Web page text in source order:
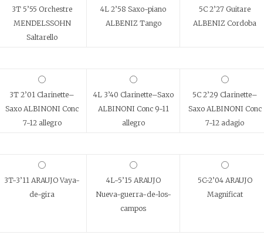
3T 5’55 Orchestre
MENDELSSOHN
Saltarello
4L 2’58 Saxo-piano
ALBENIZ Tango
5C 2’27 Guitare
ALBENIZ Cordoba
3T 2’01 Clarinette–
Saxo ALBINONI Conc
7-12 allegro
4L 3’40 Clarinette–Saxo
ALBINONI Conc 9-11
allegro
5C 2’29 Clarinette–
Saxo ALBINONI Conc
7-12 adagio
3T-3’11 ARAUJO Vaya-
de-gira
4L-5’15 ARAUJO
Nueva-guerra-de-los-
campos
5C-2’04 ARAUJO
Magnificat